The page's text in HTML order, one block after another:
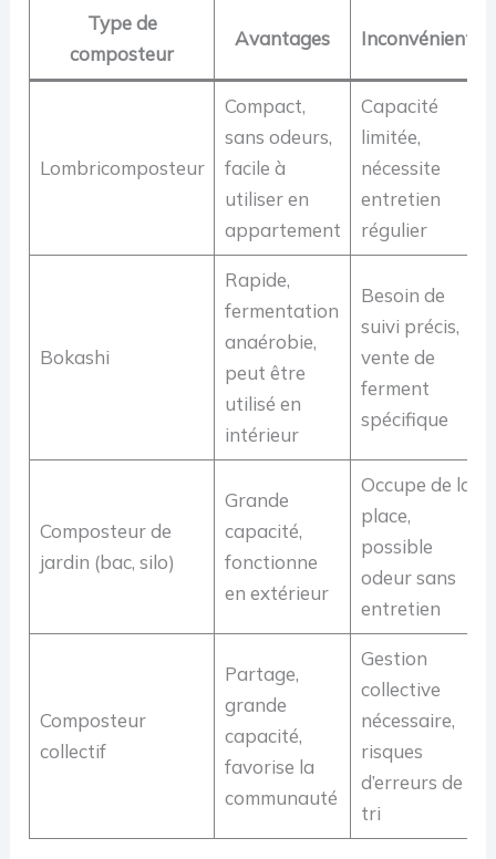
Type de
composteur
Avantages Inconvénients
Lombricomposteur
Compact,
sans odeurs,
facile à
utiliser en
appartement
Capacité
limitée,
nécessite
entretien
régulier
Bokashi
Rapide,
fermentation
anaérobie,
peut être
utilisé en
intérieur
Besoin de
suivi précis,
vente de
ferment
spécifique
Composteur de
jardin (bac, silo)
Grande
capacité,
fonctionne
en extérieur
Occupe de la
place,
possible
odeur sans
entretien
Composteur
collectif
Partage,
grande
capacité,
favorise la
communauté
Gestion
collective
nécessaire,
risques
d’erreurs de
tri